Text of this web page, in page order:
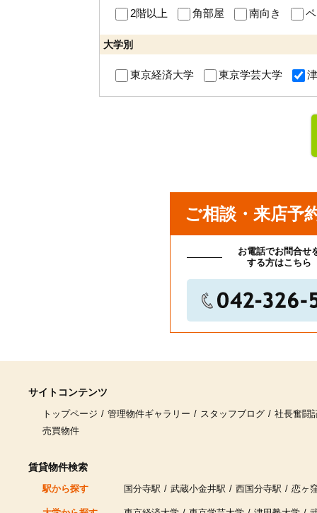
2階以上 角部屋 南向き
大学別
東京経済大学 東京学芸大学
ご相談・来店予
お電話でお問合せ
する方はこちら
サイトコンテンツ
トップページ 管理物件ギャラリー スタッフブログ
社長奮闘
売買物件
賃貸物件検索
駅から探す 国分寺駅 武蔵小金井駅 西国分寺駅 恋ヶ